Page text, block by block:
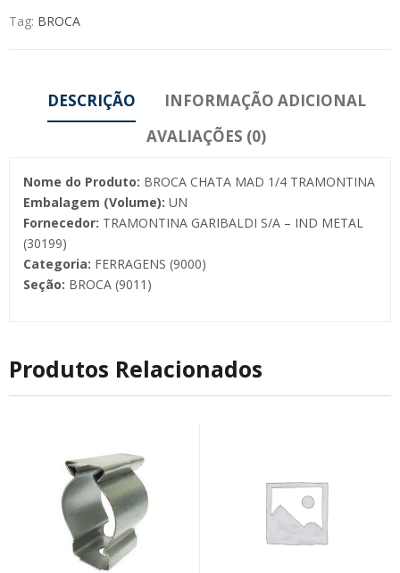
Tag: BROCA
DESCRIÇÃO
INFORMAÇÃO ADICIONAL
AVALIAÇÕES (0)
Nome do Produto: BROCA CHATA MAD 1/4 TRAMONTINA
Embalagem (Volume): UN
Fornecedor: TRAMONTINA GARIBALDI S/A – IND METAL
(30199)
Categoria: FERRAGENS (9000)
Seção: BROCA (9011)
Produtos Relacionados